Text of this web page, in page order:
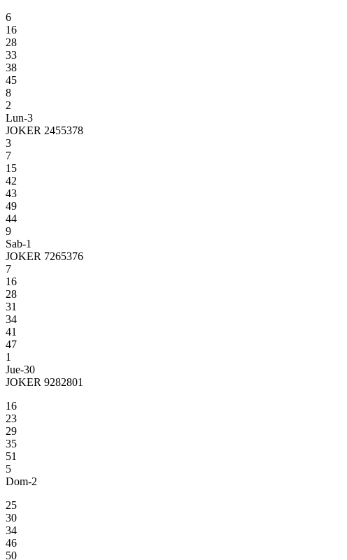
6
16
28
33
38
45
8
2
Lun-3
JOKER 2455378
3
7
15
42
43
49
44
9
Sab-1
JOKER 7265376
7
16
28
31
34
41
47
1
Jue-30
JOKER 9282801
16
23
29
35
51
5
Dom-2
25
30
34
46
50